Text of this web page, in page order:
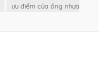
ưu điểm của ống nhựa